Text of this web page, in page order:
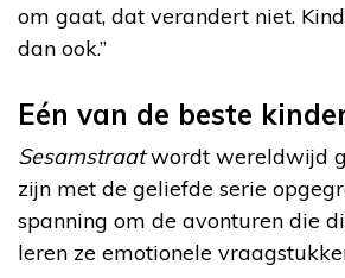
om gaat, dat verandert niet.
dan ook.”
Eén van de beste
Sesamstraatwordt wereldwijd
zijn met de geliefde serie
spanning om de avonturen die
leren ze emotionele